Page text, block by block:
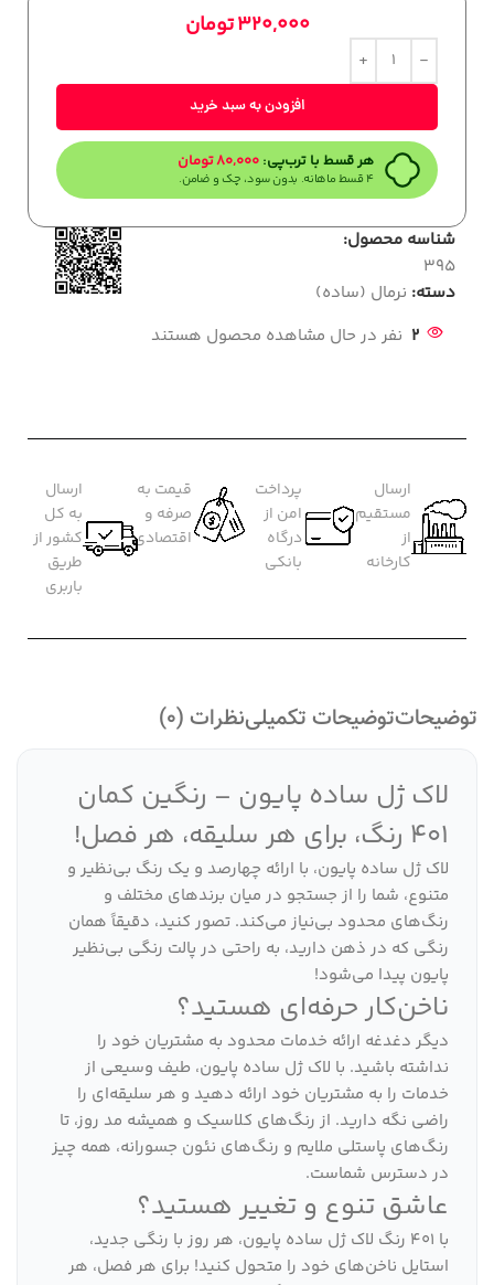
320,000تومان
افزودن به سبد خرید
هر قسط با ترب‌پی: 80,000تومان
۴ قسط ماهانه. بدون سود، چک و ضامن.
شناسه محصول:
395
دسته: نرمال (ساده)
2 نفر در حال مشاهده محصول هستند
ارسال
مستقیم
از
کارخانه
پرداخت
امن از
درگاه
بانکی
قیمت به
صرفه و
اقتصادی
ارسال
به کل
کشور از
طریق
باربری
توضیحاتتوضیحات تکمیلینظرات (0)
لاک ژل ساده پایون – رنگین کمان
401 رنگ، برای هر سلیقه، هر فصل!
لاک ژل ساده پایون، با ارائه چهارصد و یک رنگ بی‌نظیر و
متنوع، شما را از جستجو در میان برندهای مختلف و
رنگ‌های محدود بی‌نیاز می‌کند. تصور کنید، دقیقاً همان
رنگی که در ذهن دارید، به راحتی در پالت رنگی بی‌نظیر
پایون پیدا می‌شود!
ناخن‌کار حرفه‌ای هستید؟
دیگر دغدغه ارائه خدمات محدود به مشتریان خود را
نداشته باشید. با لاک ژل ساده پایون، طیف وسیعی از
خدمات را به مشتریان خود ارائه دهید و هر سلیقه‌ای را
راضی نگه دارید. از رنگ‌های کلاسیک و همیشه مد روز، تا
رنگ‌های پاستلی ملایم و رنگ‌های نئون جسورانه، همه چیز
در دسترس شماست.
عاشق تنوع و تغییر هستید؟
با 401 رنگ لاک ژل ساده پایون، هر روز با رنگی جدید،
استایل ناخن‌های خود را متحول کنید! برای هر فصل، هر